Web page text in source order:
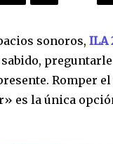
sonoros, ILA
preguntarle
Romper
es la única